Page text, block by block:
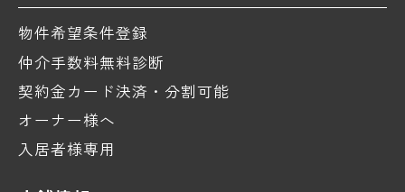
物件希望条件登録
仲介手数料無料診断
契約金カード決済・分割可能
オーナー様へ
入居者様専用